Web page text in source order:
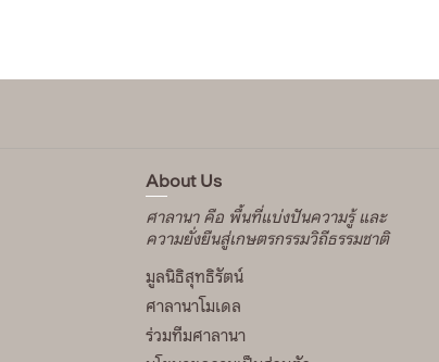
About Us
ศาลานา คือ พื้นที่แบ่งปันความรู้ และ
ความยั่งยืนสู่เกษตรกรรมวิถีธรรมชาติ
มูลนิธิสุทธิรัตน์
ศาลานาโมเดล
ร่วมทีมศาลานา